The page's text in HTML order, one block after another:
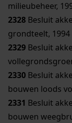
milieubeheer,
2328 Besluit
grondteelt, 1994
2329 Besluit
2330 Besluit
bouwen loods
2331 Besluit
bouwen